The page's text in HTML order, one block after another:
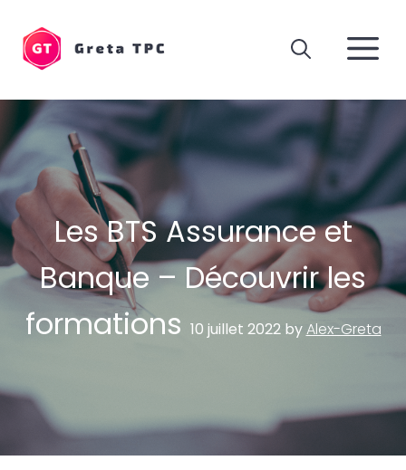
contenu
Les BTS Assurance et
Banque – Découvrir les
formations 10 juillet 2022byAlex-Greta